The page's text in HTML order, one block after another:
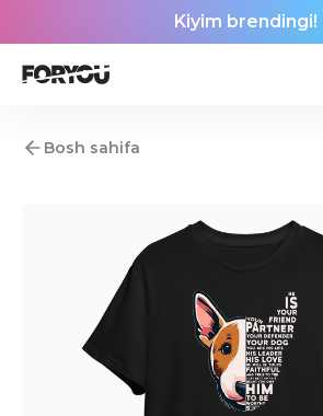
Kiyim brendingi!
Bosh sahifa